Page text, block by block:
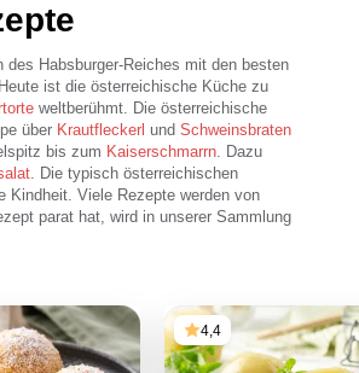
Habsburger-Reiches mit den besten
ist die österreichische Küche zu
weltberühmt. Die österreichische
über Krautfleckerl und Schweinsbraten
bis zum Kaiserschmarrn . Dazu
. Die typisch österreichischen
Kindheit. Viele Rezepte werden von
parat hat, wird in unserer Sammlung
4,4